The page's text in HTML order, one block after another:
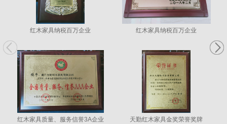
红木家具纳税百万企业
红木家具质量、服务信誉3A企业
红木家具纳税百万企业
天勤红木家具金奖荣誉奖牌